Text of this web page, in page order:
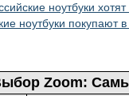
ноутбуки
ноутбуки покупают
Zoom: